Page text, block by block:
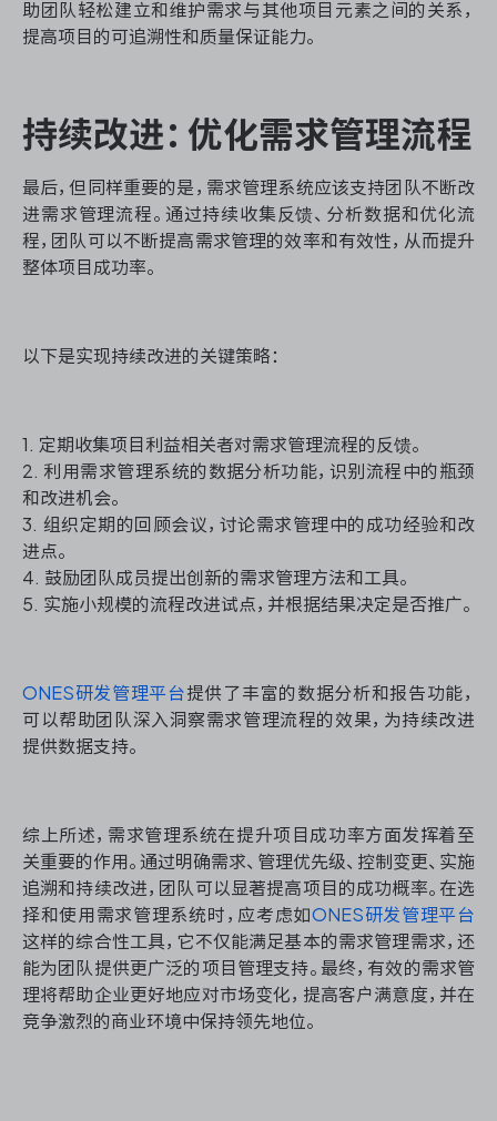
助团队轻松建立和维护需求与其他项目元素之间的关系，
提高项目的可追溯性和质量保证能力。
持续改进：优化需求管理流程
最后，但同样重要的是，需求管理系统应该支持团队不断改
进需求管理流程。通过持续收集反馈、分析数据和优化流
程，团队可以不断提高需求管理的效率和有效性，从而提升
整体项目成功率。
以下是实现持续改进的关键策略：
1. 定期收集项目利益相关者对需求管理流程的反馈。
2. 利用需求管理系统的数据分析功能，识别流程中的瓶颈
和改进机会。
3. 组织定期的回顾会议，讨论需求管理中的成功经验和改
进点。
4. 鼓励团队成员提出创新的需求管理方法和工具。
5. 实施小规模的流程改进试点，并根据结果决定是否推广。
ONES研发管理平台提供了丰富的数据分析和报告功能，
可以帮助团队深入洞察需求管理流程的效果，为持续改进
提供数据支持。
综上所述，需求管理系统在提升项目成功率方面发挥着至
关重要的作用。通过明确需求、管理优先级、控制变更、实施
追溯和持续改进，团队可以显著提高项目的成功概率。在选
择和使用需求管理系统时，应考虑如ONES研发管理平台
这样的综合性工具，它不仅能满足基本的需求管理需求，还
能为团队提供更广泛的项目管理支持。最终，有效的需求管
理将帮助企业更好地应对市场变化，提高客户满意度，并在
竞争激烈的商业环境中保持领先地位。